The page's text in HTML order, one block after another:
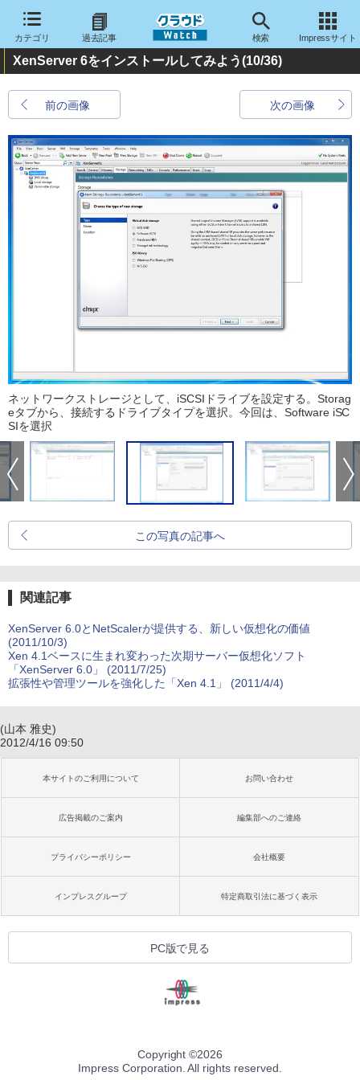
カテゴリ 過去記事 検索 Impressサイト
XenServer 6をインストールしてみよう(10/36)
前の画像 次の画像
ネットワークストレージとして、iSCSIドライブを設定する。Storag
eタブから、接続するドライブタイプを選択。今回は、Software iSC
SIを選択
この写真の記事へ
関連記事
XenServer 6.0とNetScalerが提供する、新しい仮想化の価値
(2011/10/3)
Xen 4.1ベースに生まれ変わった次期サーバー仮想化ソフト
「XenServer 6.0」 (2011/7/25)
拡張性や管理ツールを強化した「Xen 4.1」 (2011/4/4)
(山本 雅史)
2012/4/16 09:50
本サイトのご利用について お問い合わせ
広告掲載のご案内 編集部へのご連絡
プライバシーポリシー 会社概要
インプレスグループ 特定商取引法に基づく表示
PC版で見る
Copyright ©2026
Impress Corporation. All rights reserved.